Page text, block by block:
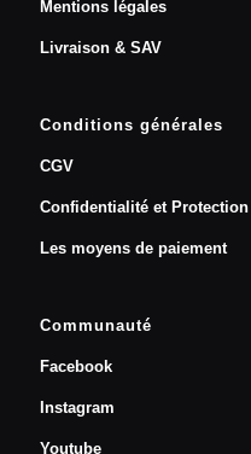
Mentions légales
Livraison & SAV
Conditions générales
CGV
Confidentialité et Protection
Les moyens de paiement
Communauté
Facebook
Instagram
Youtube